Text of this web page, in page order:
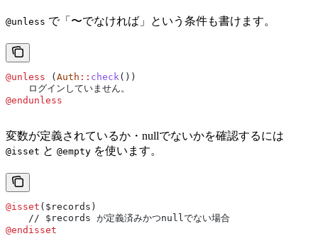
@unless で「〜でなければ」という条件も書けます。
@unless ( Auth :: check ())
    ログインしていません。
@endunless
変数が定義されているか・nullでないかを確認するには
@isset と @empty を使います。
@isset ( $records )
    // $records が定義済みかつnullでない場合
@endisset